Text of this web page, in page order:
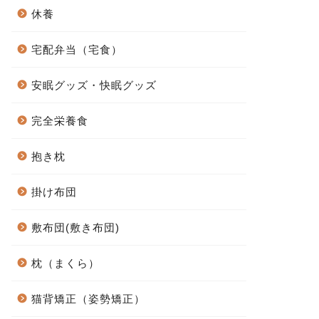
休養
宅配弁当（宅食）
安眠グッズ・快眠グッズ
完全栄養食
抱き枕
掛け布団
敷布団(敷き布団)
枕（まくら）
猫背矯正（姿勢矯正）